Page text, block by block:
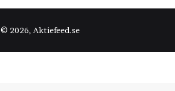
© 2026, Aktiefeed.se